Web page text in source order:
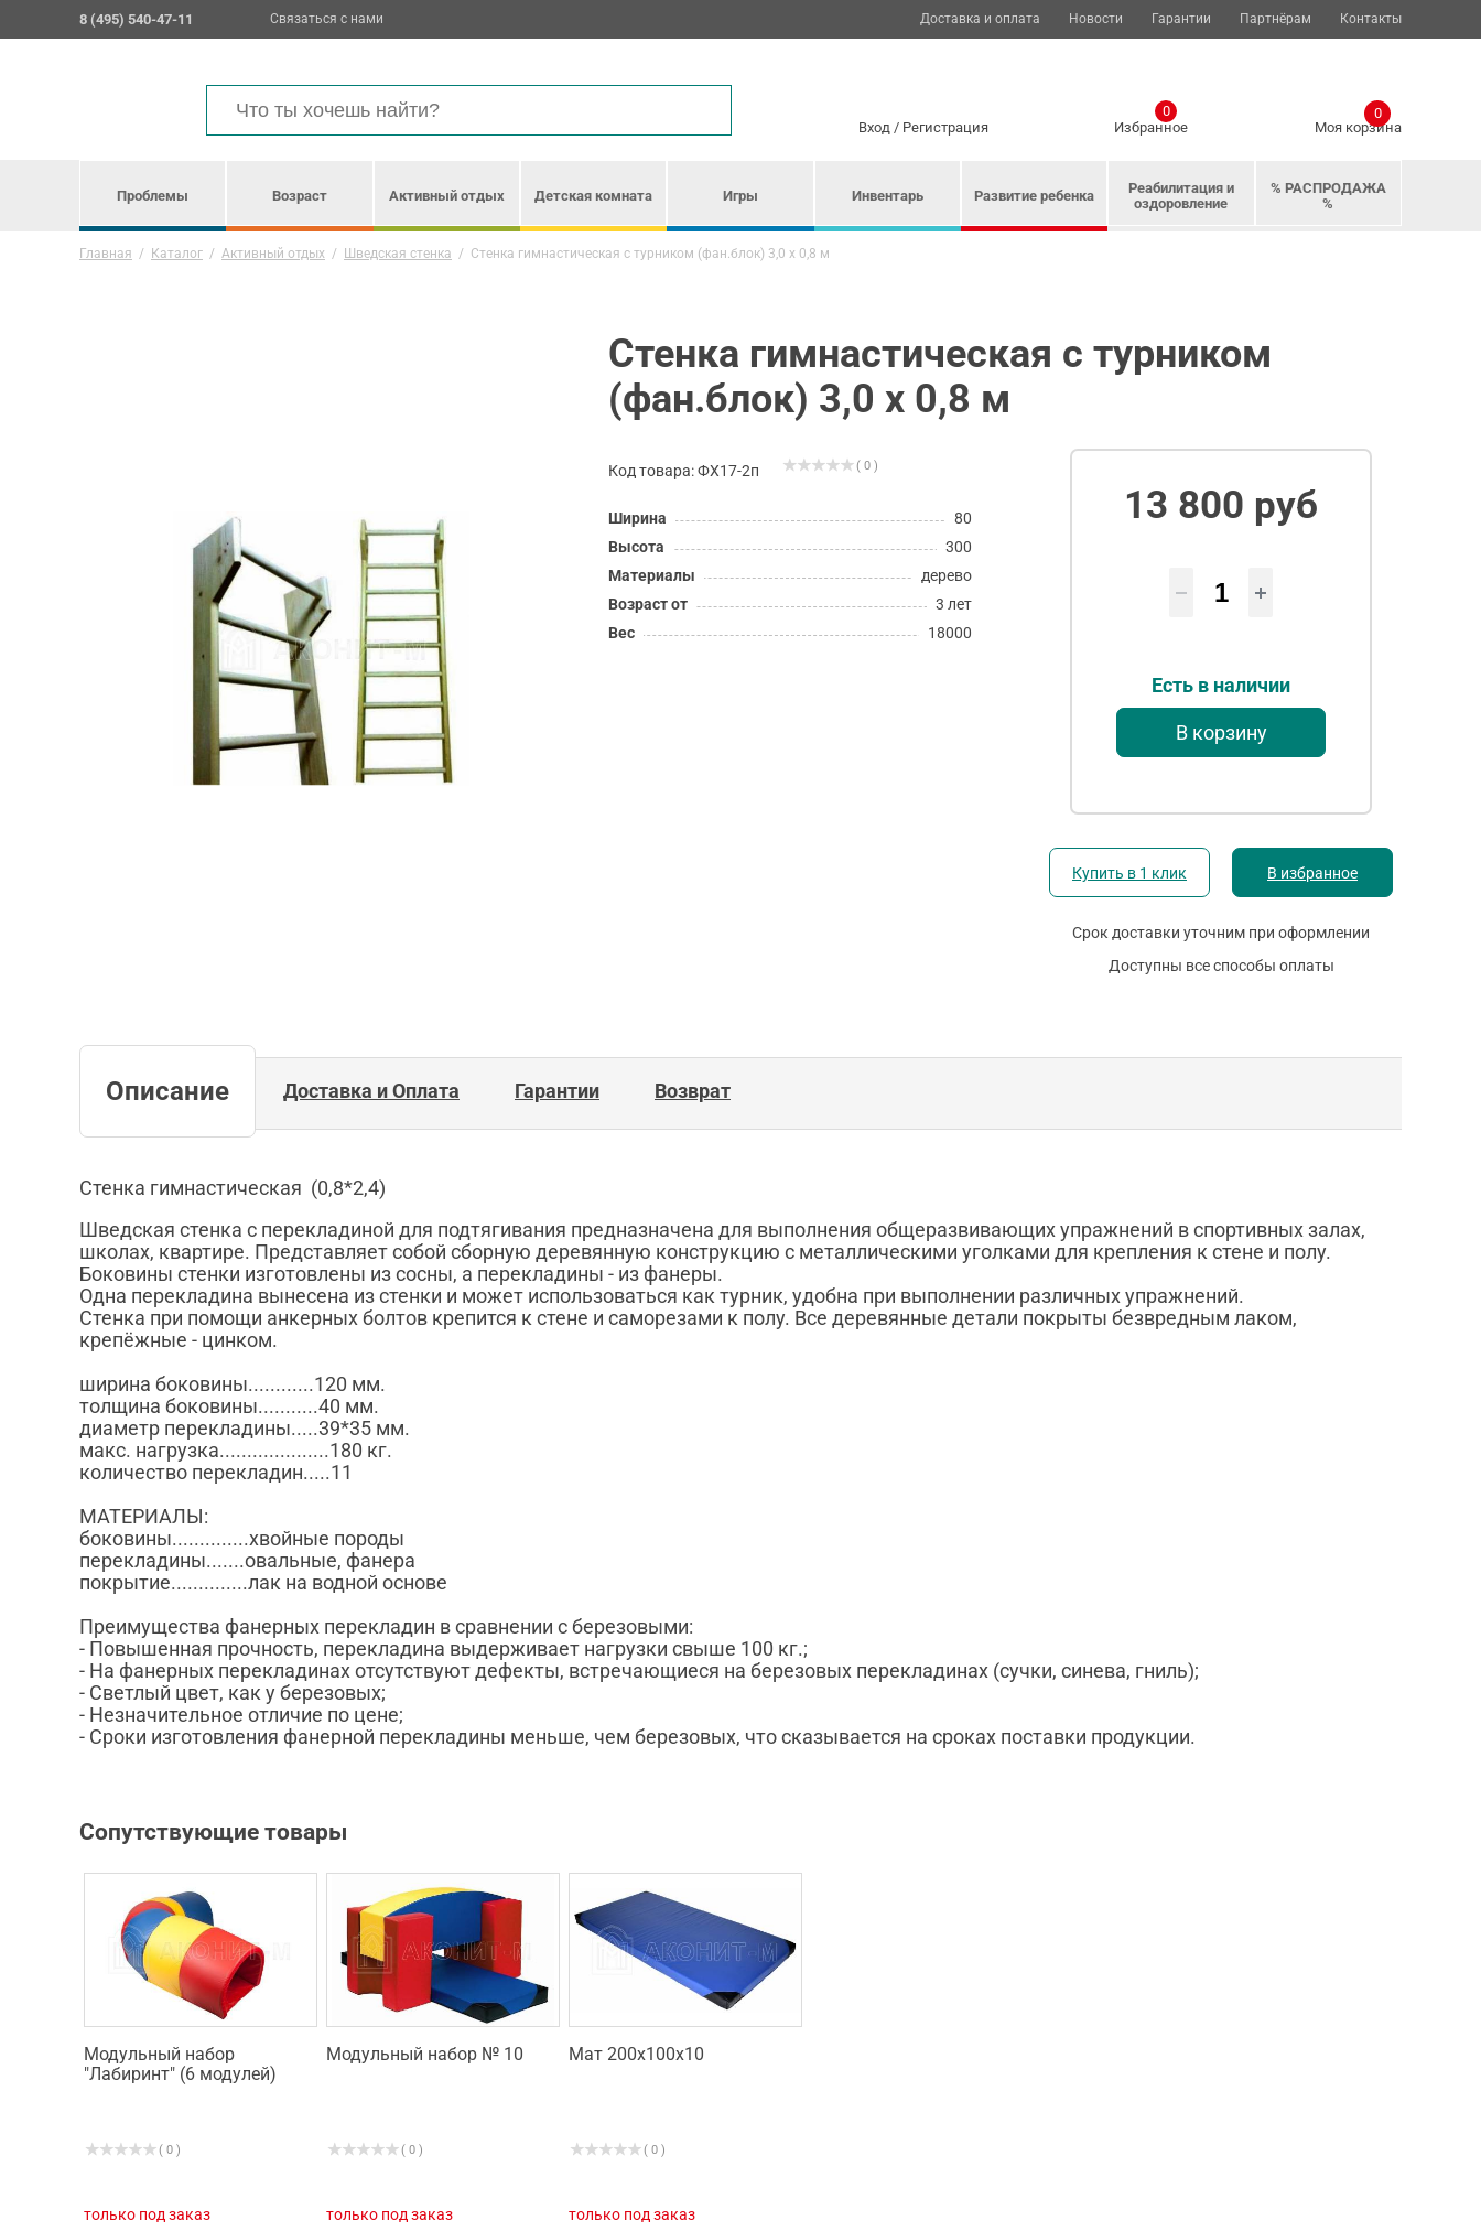
8 (495) 540-47-11 Связаться с нами Доставка и оплата Новости Гарантии Партнёрам Контакты
Вход/ Регистрация Избранное
0
Моя корзина
0
Проблемы Возраст Активный отдых Детская комната Игры Инвентарь Развитие ребенка
Реабилитация и
оздоровление
% РАСПРОДАЖА
%
Главная / Каталог / Активный отдых / Шведская стенка / Стенка гимнастическая с турником (фан.блок) 3,0 х 0,8 м
Стенка гимнастическая с турником
(фан.блок) 3,0 х 0,8 м
Код товара: ФХ17-2п ( 0 )
Ширина
80
Высота
300
Материалы
дерево
Возраст от
3 лет
Вес
18000
13 800 руб
Есть в наличии
В корзину
Купить в 1 клик В избранное
Срок доставки уточним при оформлении
Доступны все способы оплаты
Описание Доставка и Оплата Гарантии Возврат
Стенка гимнастическая (0,8*2,4)
Шведская стенка с перекладиной для подтягивания предназначена для выполнения общеразвивающих упражнений в спортивных залах,
школах, квартире. Представляет собой сборную деревянную конструкцию с металлическими уголками для крепления к стене и полу.
Боковины стенки изготовлены из сосны, а перекладины - из фанеры.
Одна перекладина вынесена из стенки и может использоваться как турник, удобна при выполнении различных упражнений.
Стенка при помощи анкерных болтов крепится к стене и саморезами к полу. Все деревянные детали покрыты безвредным лаком,
крепёжные - цинком.
ширина боковины............120 мм.
толщина боковины...........40 мм.
диаметр перекладины.....39*35 мм.
макс. нагрузка....................180 кг.
количество перекладин.....11
МАТЕРИАЛЫ:
боковины..............хвойные породы
перекладины.......овальные, фанера
покрытие..............лак на водной основе
Преимущества фанерных перекладин в сравнении с березовыми:
- Повышенная прочность, перекладина выдерживает нагрузки свыше 100 кг.;
- На фанерных перекладинах отсутствуют дефекты, встречающиеся на березовых перекладинах (сучки, синева, гниль);
- Светлый цвет, как у березовых;
- Незначительное отличие по цене;
- Сроки изготовления фанерной перекладины меньше, чем березовых, что сказывается на сроках поставки продукции.
Сопутствующие товары
Модульный набор
"Лабиринт" (6 модулей)
( 0 )
только под заказ
Модульный набор № 10
( 0 )
только под заказ
Мат 200х100х10
( 0 )
только под заказ